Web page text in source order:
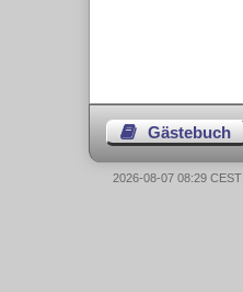
Gästebuch
2026-08-07 08:29 CEST